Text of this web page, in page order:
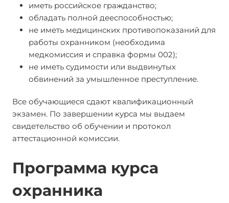
иметь российское гражданство;
обладать полной дееспособностью;
не иметь медицинских противопоказаний для
работы охранником (необходима
медкомиссия и справка формы 002);
не иметь судимости или выдвинутых
обвинений за умышленное преступление.
Все обучающиеся сдают квалификационный
экзамен. По завершении курса мы выдаем
свидетельство об обучении и протокол
аттестационной комиссии.
Программа курса
охранника